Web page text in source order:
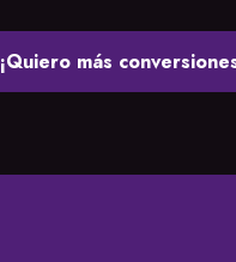
¡Quiero más